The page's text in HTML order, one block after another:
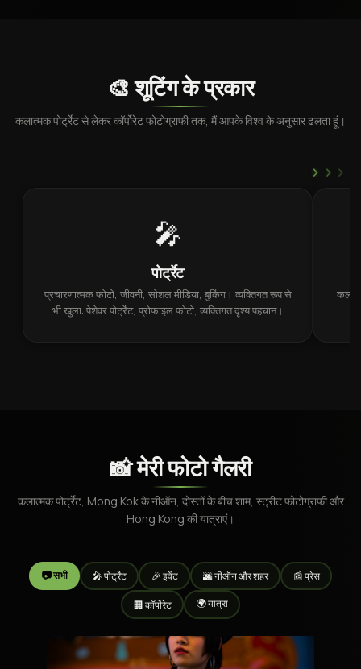
🎨 शूटिंग के प्रकार
कलात्मक पोर्ट्रेट से लेकर कॉर्पोरेट फोटोग्राफी तक, मैं आपके विश्व के अनुसार ढलता हूं।
› › ›
🎤
पोर्ट्रेट
प्रचारणात्मक फोटो, जीवनी, सोशल मीडिया, बुकिंग। व्यक्तिगत रूप से
भी खुला: पेशेवर पोर्ट्रेट, प्रोफाइल फोटो, व्यक्तिगत दृश्य पहचान।
📸 मेरी फोटो गैलरी
कलात्मक पोर्ट्रेट, Mong Kok के नीऑन, दोस्तों के बीच शाम, स्ट्रीट फोटोग्राफी और
Hong Kong की यात्राएं।
📷 सभी 🎤 पोर्ट्रेट 🎉 इवेंट 🌆 नीऑन और शहर 📰 प्रेस
🏢 कॉर्पोरेट 🌍 यात्रा